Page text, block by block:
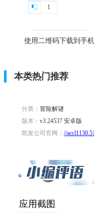
1
使用二维码下载到手机
本类热门推荐
分类： 冒险解谜
版本： v3.24537 安卓版
凯发公司官网： //
应用截图